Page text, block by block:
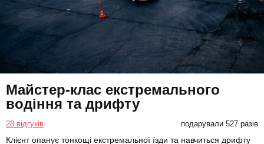
Майстер-клас екстремального
водіння та дрифту
28 відгуків подарували 527 разів
Клієнт опанує тонкощі екстремальної їзди та навчиться дрифту